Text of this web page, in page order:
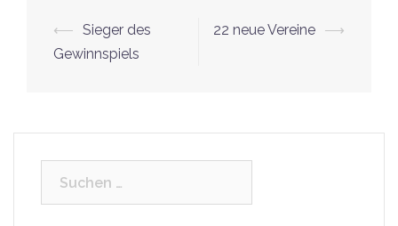
Beitrags-
Navigation
⟵ Sieger des
Gewinnspiels
22 neue Vereine ⟶